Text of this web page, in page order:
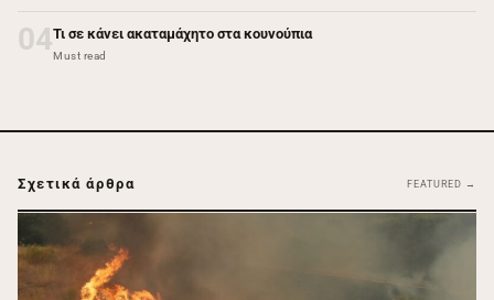
04Τι σε κάνει ακαταμάχητο στα κουνούπια
Must read
Σχετικά άρθρα FEATURED →